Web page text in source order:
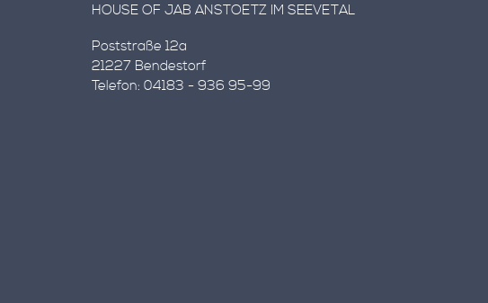
HOUSE OF JAB ANSTOETZ IM SEEVETAL
Poststraße 12a
21227 Bendestorf
Telefon: 04183 - 936 95-99